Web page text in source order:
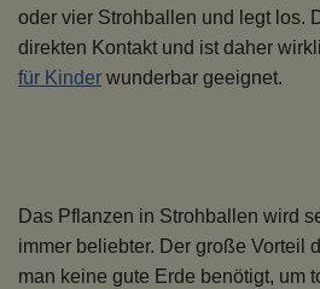
oder vier Strohballen und legt los.
direkten Kontakt und ist daher
für Kinder wunderbar geeignet.
Das Pflanzen in Strohballen wird
immer beliebter. Der große Vorteil
man keine gute Erde benötigt, um